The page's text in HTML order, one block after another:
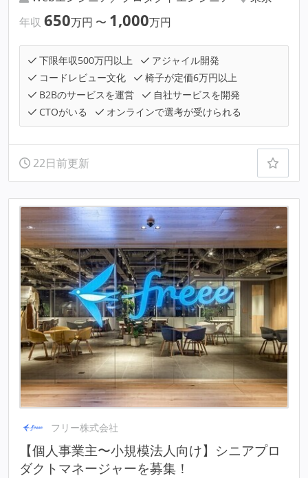
年収 650万円 〜 1,000万円
下限年収500万円以上
アジャイル開発
コードレビュー文化
椅子が定価6万円以上
B2Bのサービスを運営
自社サービスを開発
CTOがいる
オンラインで選考が受けられる
22日前更新
フリー株式会社
【個人事業主〜小規模法人向け】シニアプロ
ダクトマネージャーを募集！